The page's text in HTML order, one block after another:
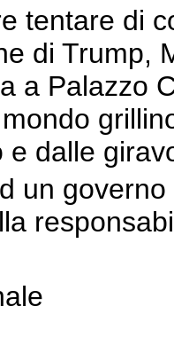
tentare di
di Trump,
a Palazzo
e dalle
un